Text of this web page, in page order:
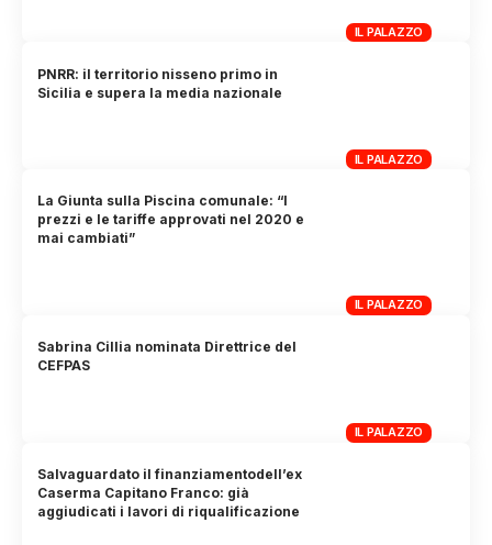
IL PALAZZO
IL PALAZZO
PNRR: il territorio nisseno primo in
Sicilia e supera la media nazionale
IL PALAZZO
La Giunta sulla Piscina comunale: “I
prezzi e le tariffe approvati nel 2020 e
mai cambiati”
IL PALAZZO
Sabrina Cillia nominata Direttrice del
CEFPAS
Salvaguardato il finanziamentodell’ex
Caserma Capitano Franco: già
aggiudicati i lavori di riqualificazione